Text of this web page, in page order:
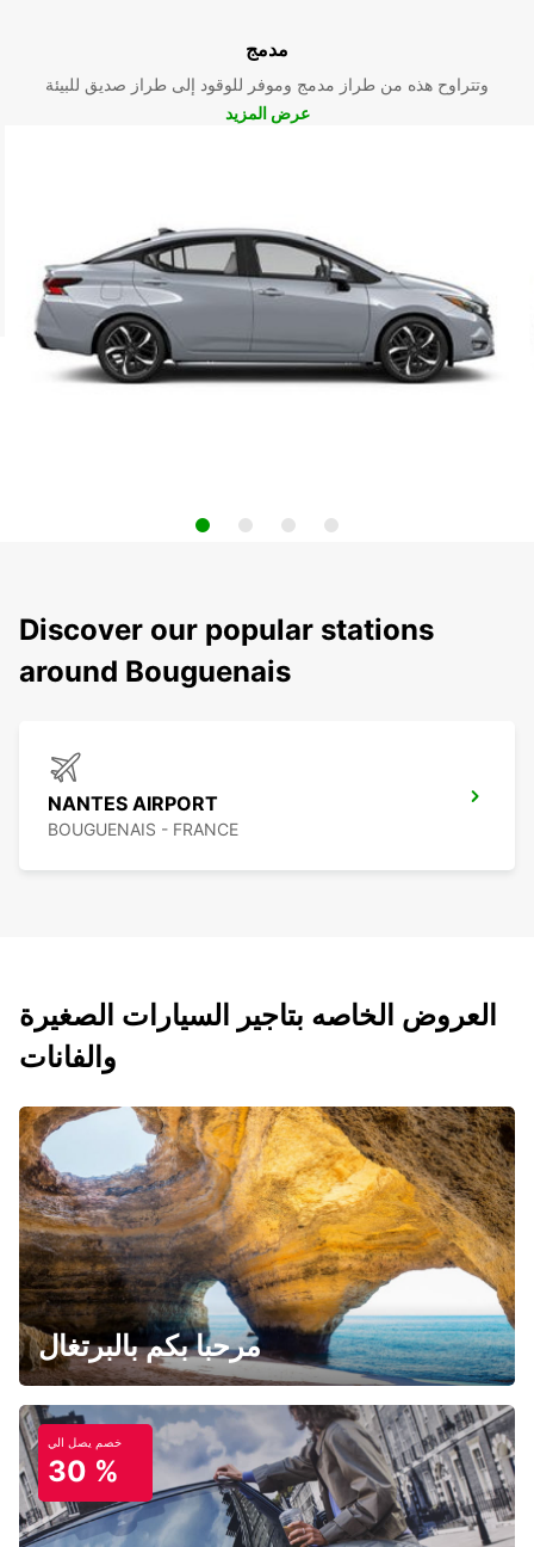
مدمج
وتتراوح هذه من طراز مدمج وموفر للوقود إلى طراز صديق للبيئة
عرض المزيد
Discover our popular stations
around Bouguenais
NANTES AIRPORT
BOUGUENAIS - FRANCE
العروض الخاصه بتاجير السيارات الصغيرة
والفانات
مرحبا بكم بالبرتغال
خصم يصل الي
30 %